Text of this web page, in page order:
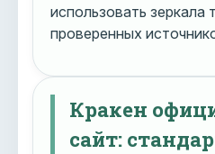
использовать зеркала
проверенных
Кракен
сайт: